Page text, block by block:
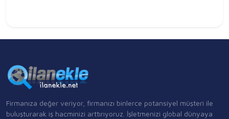
Firmanıza değer veriyor, firmanızı binlerce potansiyel müşteri ile
buluşturarak iş hacminizi arttırıyoruz. İşletmenizi global dünyaya